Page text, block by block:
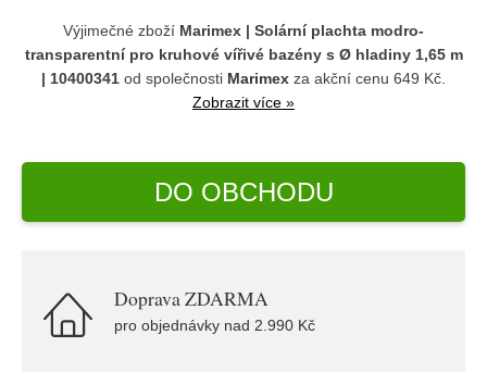
Výjimečné zboží Marimex | Solární plachta modro-
transparentní pro kruhové vířivé bazény s Ø hladiny 1,65 m
| 10400341 od společnosti Marimex za akční cenu 649 Kč.
Zobrazit více »
DO OBCHODU
Doprava ZDARMA
pro objednávky nad 2.990 Kč